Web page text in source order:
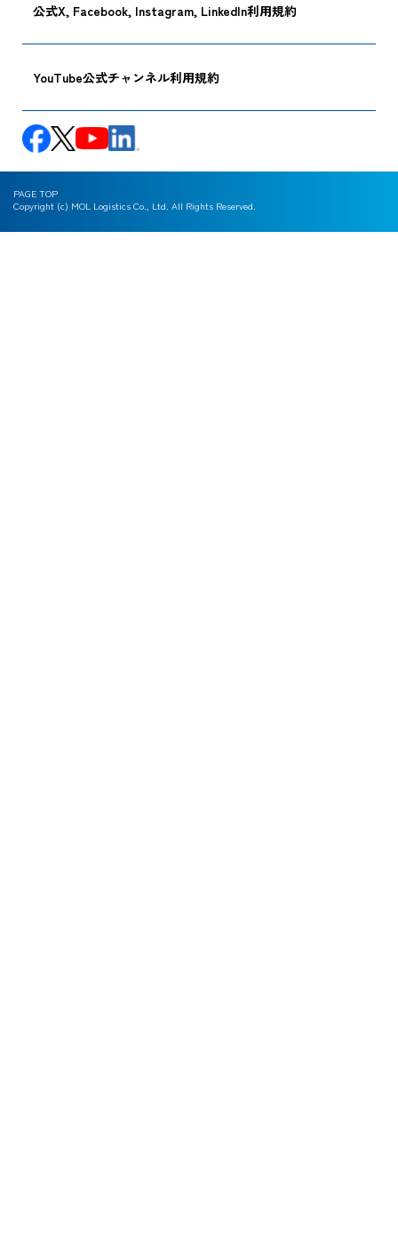
公式X, Facebook, Instagram, LinkedIn利用規約
YouTube公式チャンネル利用規約
Copyright (c) MOL Logistics Co., Ltd. All Rights Reserved.
PAGE TOP